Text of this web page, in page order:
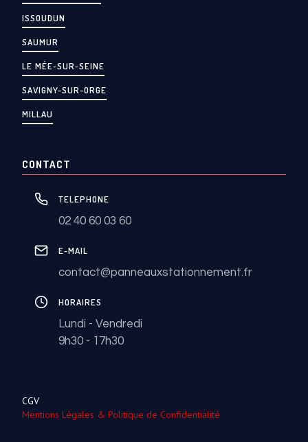
ISSOUDUN
SAUMUR
LE MÉE-SUR-SEINE
SAVIGNY-SUR-ORGE
MILLAU
CONTACT
TELEPHONE
02 40 60 03 60
E-MAIL
contact@panneauxstationnement.fr
HORAIRES
Lundi - Vendredi
9h30 - 17h30
CGV
Mentions Légales & Politique de Confidentialité